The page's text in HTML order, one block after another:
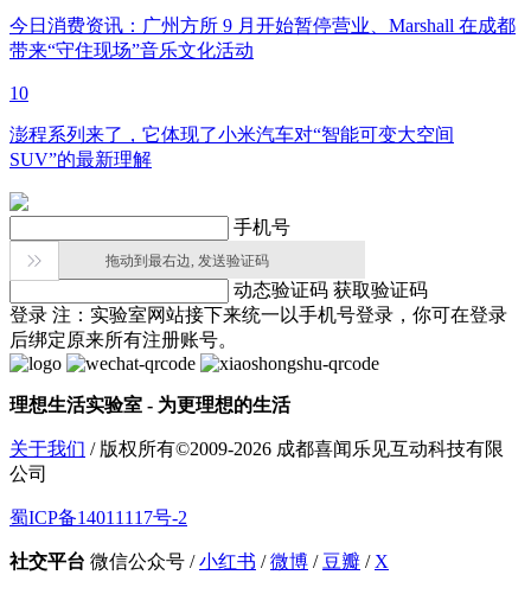
今日消费资讯：广州方所 9 月开始暂停营业、Marshall 在成都
带来“守住现场”音乐文化活动
10
澎程系列来了，它体现了小米汽车对“智能可变大空间
SUV”的最新理解
手机号
 拖动到最右边, 发送验证码
动态验证码 获取验证码
登录 注：实验室网站接下来统一以手机号登录，你可在登录
后绑定原来所有注册账号。
理想生活实验室 - 为更理想的生活
关于我们 / 版权所有©2009-2026 成都喜闻乐见互动科技有限
公司
蜀ICP备14011117号-2
社交平台 微信公众号 /小红书 /微博 / 豆瓣 / X